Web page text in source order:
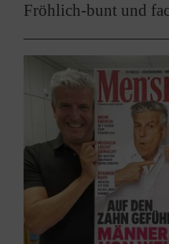
Fröhlich-bunt und